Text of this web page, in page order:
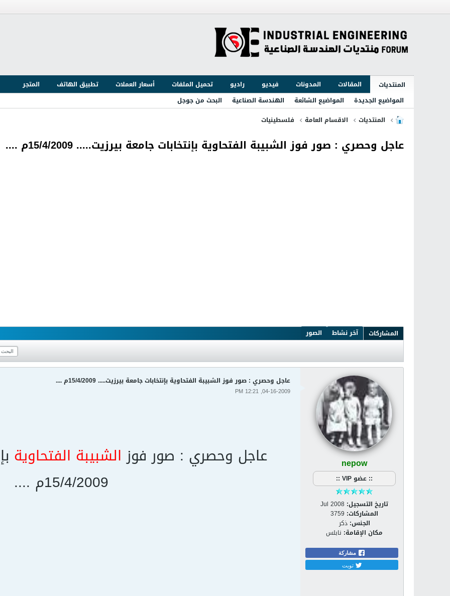
المنتديات المقالات المدونات فيديو راديو تحميل الملفات أسعار العملات تطبيق الهاتف
المتجر
المواضيع الجديدة
المواضيع الشائعة الهندسة الصناعية
البحث من جوجل
المنتديات
الاقسام العامة فلسطينيات
عاجل وحصري : صور فوز الشبيبة الفتحاوية بإنتخابات جامعة بيرزيت..... 15/4/2009م ....
المشاركات آخر نشاط الصور
nepow
:: عضو VIP ::
تاريخ التسجيل: Jul 2008
المشاركات: 3759
الجنس: ذكر
مكان الإقامة: نابلس
مشاركة
تويت
عاجل وحصري : صور فوز الشبيبة الفتحاوية بإنتخابات جامعة بيرزيت..... 15/4/2009م ....
04-16-2009, 12:21 PM
عاجل وحصري : صور فوز الشبيبة الفتحاوية
15/4/2009م ....